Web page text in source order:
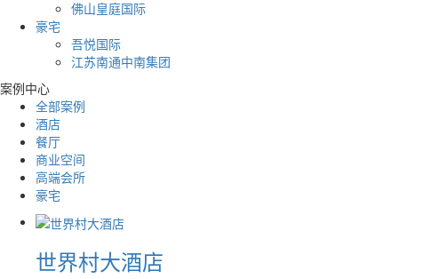
佛山皇庭国际
豪宅
吾悦国际
江苏南通中南集团
案例中心
全部案例
酒店
餐厅
商业空间
高端会所
豪宅
世界村大酒店